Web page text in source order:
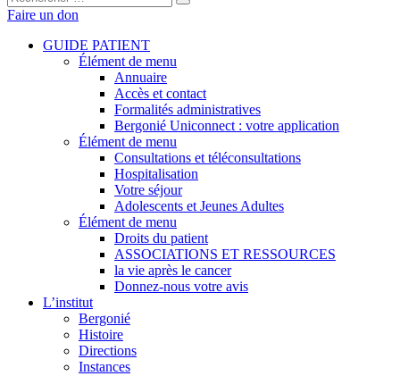
Faire un don
GUIDE PATIENT
Élément de menu
Annuaire
Accès et contact
Formalités administratives
Bergonié Uniconnect : votre application
Élément de menu
Consultations et téléconsultations
Hospitalisation
Votre séjour
Adolescents et Jeunes Adultes
Élément de menu
Droits du patient
ASSOCIATIONS ET RESSOURCES
la vie après le cancer
Donnez-nous votre avis
L’institut
Bergonié
Histoire
Directions
Instances